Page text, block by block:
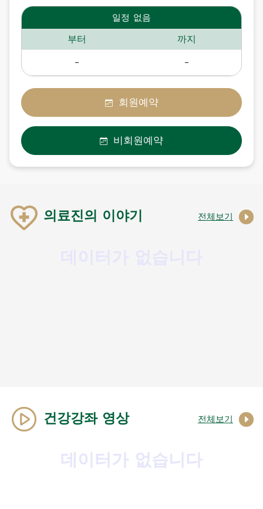
일정 없음
부터 까지
- -
회원예약
비회원예약
의료진의 이야기 전체보기
건강강좌 영상 전체보기
데이터가 없습니다